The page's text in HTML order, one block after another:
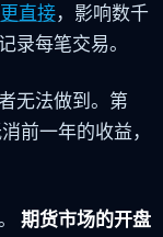
直接，影响数千
录每笔交易。
无法做到。第
前一年的收益，
期货市场的开盘